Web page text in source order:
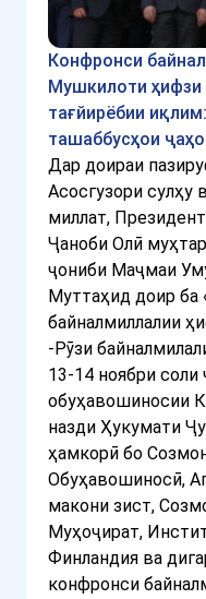
Конфронси
Мушкилоти ҳифзи
тағйирёбии
ташаббусҳои
Дар доираи
Асосгузори
миллат,
Ҷаноби Олӣ
ҷониби Маҷмаи
Муттаҳид доир ба
байналмиллалии
-Рӯзи
13-14 ноябри соли
обуҳавошиносии
назди Ҳукумати
ҳамкорӣ бо
Обуҳавошиносӣ,
макони зист,
Муҳоҷират,
Финландия ва
конфронси